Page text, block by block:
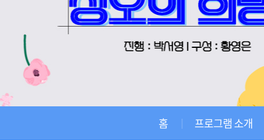
옥천
음성
제천
TV 속 정보
종영프로그램
홈 프로그램 소개